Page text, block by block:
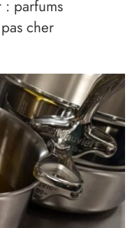
: parfums
cher